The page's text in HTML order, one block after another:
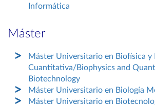
Informática
Máster
Máster Universitario en Biofísica y
Cuantitativa/Biophysics and
Biotechnology
Máster Universitario en Biología
Máster Universitario en